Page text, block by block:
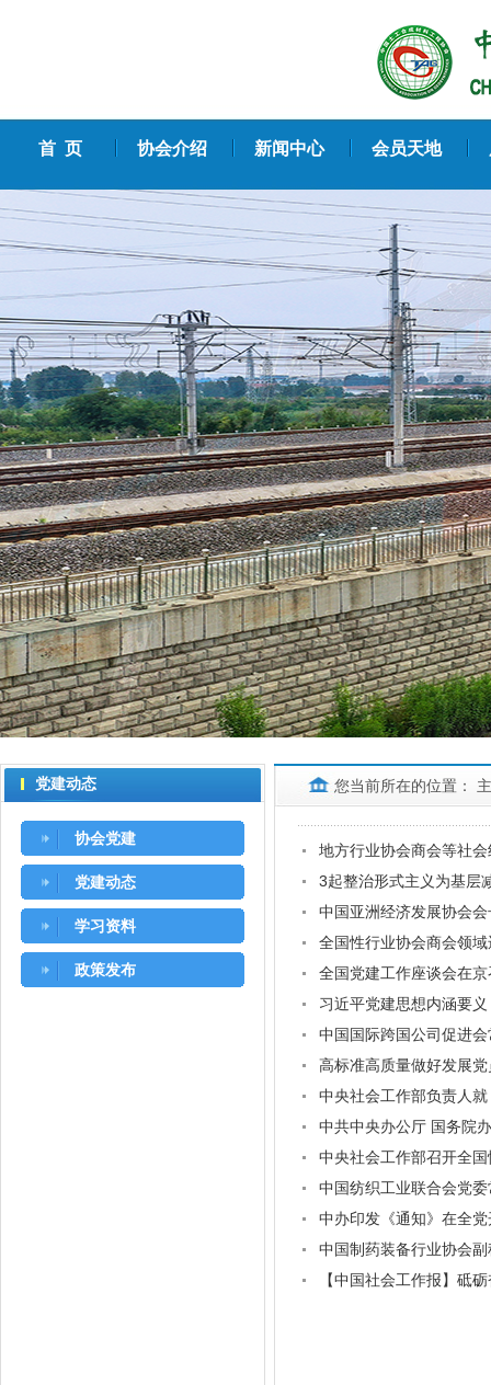
首 页 协会介绍 新闻中心 会员天地
党建动态
协会党建
党建动态
学习资料
政策发布
您当前所在的位置：
地方行业协会商会等社
3起整治形式主义为基层
中国亚洲经济发展协会
全国性行业协会商会领
全国党建工作座谈会在京
习近平党建思想内涵要义
中国国际跨国公司促进
高标准高质量做好发展
中央社会工作部负责人
中共中央办公厅 国务院
中央社会工作部召开全
中国纺织工业联合会党
中办印发《通知》在全
中国制药装备行业协会
【中国社会工作报】砥